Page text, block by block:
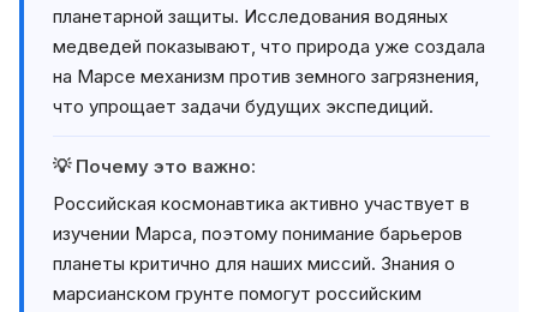
планетарной защиты. Исследования водяных
медведей показывают, что природа уже создала
на Марсе механизм против земного загрязнения,
что упрощает задачи будущих экспедиций.
💡 Почему это важно:
Российская космонавтика активно участвует в
изучении Марса, поэтому понимание барьеров
планеты критично для наших миссий. Знания о
марсианском грунте помогут российским